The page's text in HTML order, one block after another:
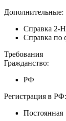
Дополнительные:
Справка
Справка по
Требования
Гражданство:
РФ
Регистрация в РФ:
Постоянная